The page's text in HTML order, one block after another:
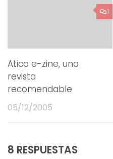
1
Atico e-zine, una
revista
recomendable
05/12/2005
8 RESPUESTAS